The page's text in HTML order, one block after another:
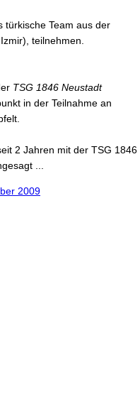
türkische Team aus der
teilnehmen.
TSG 1846 Neustadt
in der Teilnahme an
2 Jahren mit der TSG 1846
...
2009